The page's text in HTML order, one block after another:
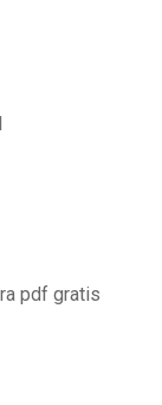
pdf gratis